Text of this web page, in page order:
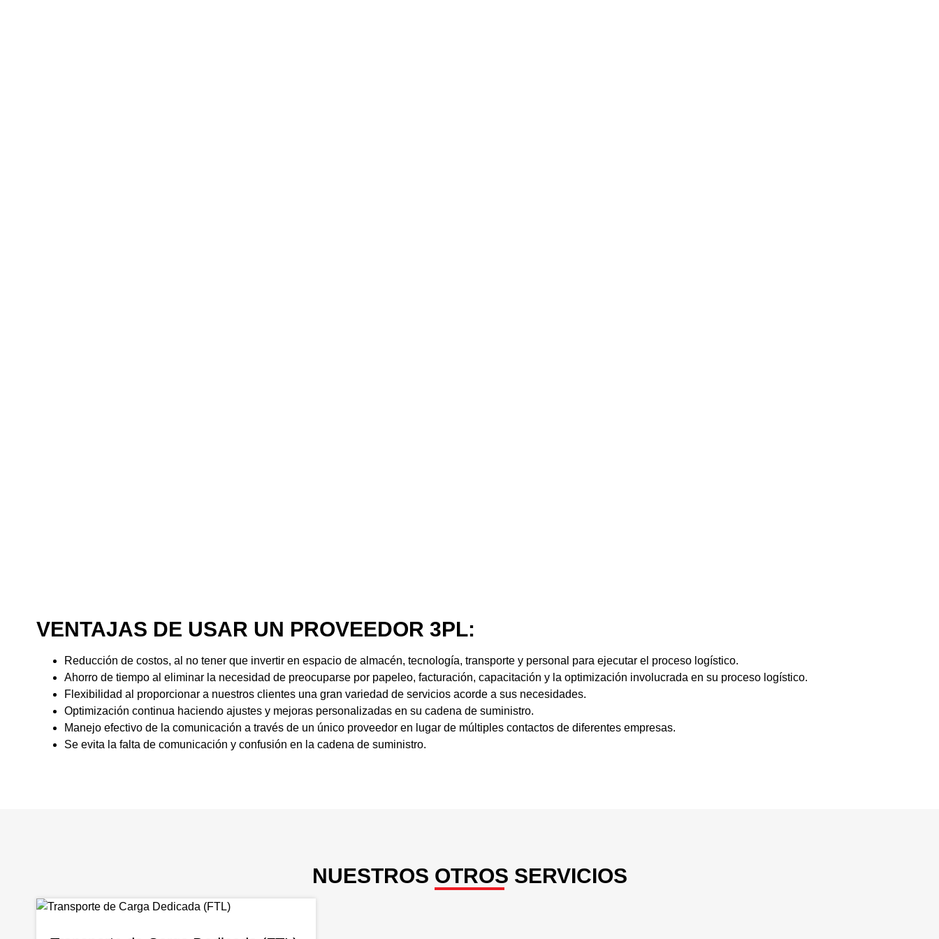
VENTAJAS DE USAR UN PROVEEDOR 3PL:
Reducción de costos, al no tener que invertir en espacio de almacén, tecnología, transporte y personal para ejecutar el proceso logístico.
Ahorro de tiempo al eliminar la necesidad de preocuparse por papeleo, facturación, capacitación y la optimización involucrada en su proceso logístico.
Flexibilidad al proporcionar a nuestros clientes una gran variedad de servicios acorde a sus necesidades.
Optimización continua haciendo ajustes y mejoras personalizadas en su cadena de suministro.
Manejo efectivo de la comunicación a través de un único proveedor en lugar de múltiples contactos de diferentes empresas.
Se evita la falta de comunicación y confusión en la cadena de suministro.
NUESTROS OTROS SERVICIOS